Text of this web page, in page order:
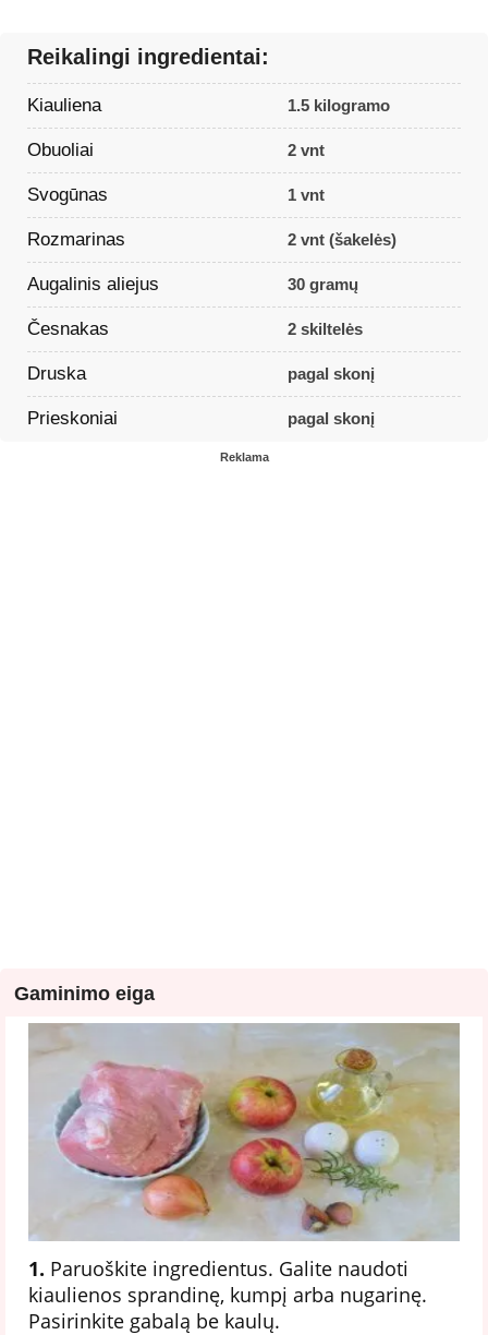
Reikalingi ingredientai:
Kiauliena 1.5 kilogramo
Obuoliai 2 vnt
Svogūnas 1 vnt
Rozmarinas 2 vnt (šakelės)
Augalinis aliejus 30 gramų
Česnakas 2 skiltelės
Druska pagal skonį
Prieskoniai pagal skonį
Reklama
Gaminimo eiga
1. Paruoškite ingredientus. Galite naudoti
kiaulienos sprandinę, kumpį arba nugarinę.
Pasirinkite gabalą be kaulų.